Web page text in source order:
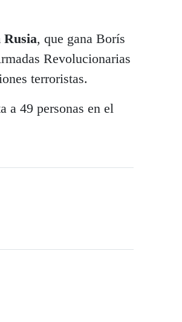
Rusia, que gana Borís
Revolucionarias
terroristas.
a 49 personas en el